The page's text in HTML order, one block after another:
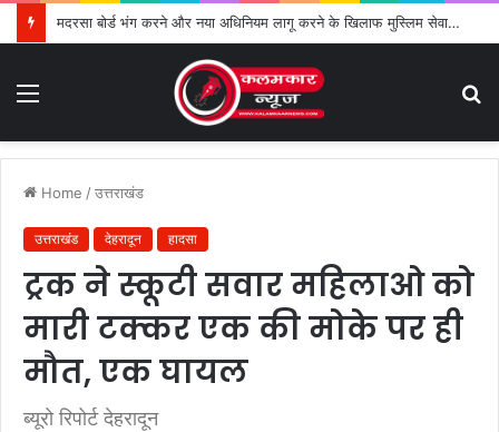
मदरसा बोर्ड भंग करने और नया अधिनियम लागू करने के खिलाफ मुस्लिम सेवा संगठन का विरोध तेज
Home /उत्तराखंड
उत्तराखंड देहरादून हादसा
ट्रक ने स्कूटी सवार महिलाओ को
मारी टक्कर एक की मोके पर ही
मौत, एक घायल
ब्यूरो रिपोर्ट देहरादून